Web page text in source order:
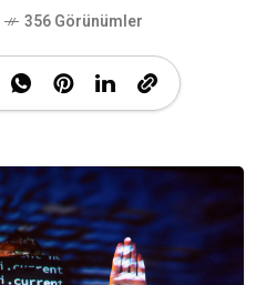
356 Görünümler